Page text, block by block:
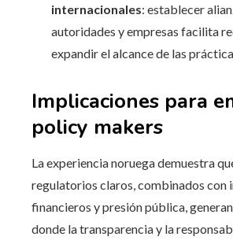
internacionales: establecer
autoridades y empresas facilita
expandir el alcance de las
Implicaciones para
policy makers
La experiencia noruega demuestra
regulatorios claros, combinados con
financieros y presión pública,
donde la transparencia y la